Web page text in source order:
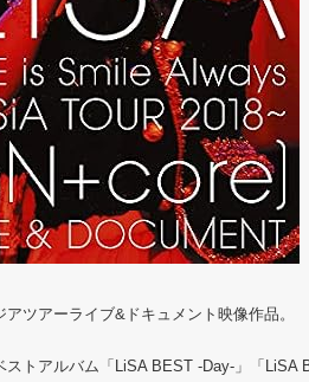
アツアーライブ&ドキュメント映像作品。
ストアルバム「LiSA BEST -Day-」「LiSA